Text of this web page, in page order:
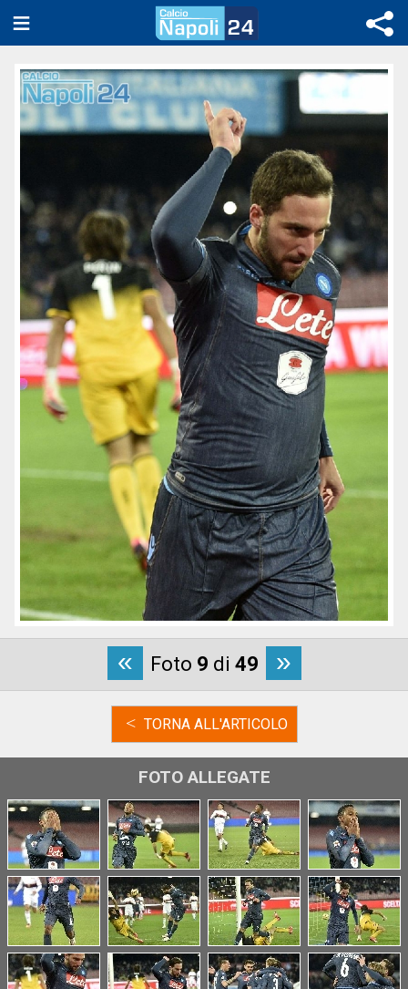
« Foto 9 di 49 »
< TORNA ALL'ARTICOLO
FOTO ALLEGATE